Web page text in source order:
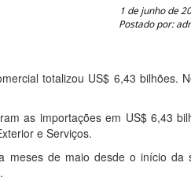
1 de junho de
Postado por:
totalizou US$ 6,43 bilhões.
as importações em US$ 6,43
e Serviços.
meses de maio desde o início